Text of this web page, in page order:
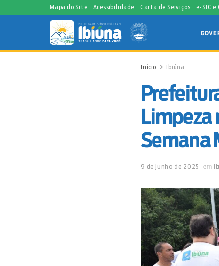
Mapa do Site Acessibilidade Carta de Serviços e-SIC e
Início Ibiúna
Limpeza
Semana
9 de junho de 2025 em